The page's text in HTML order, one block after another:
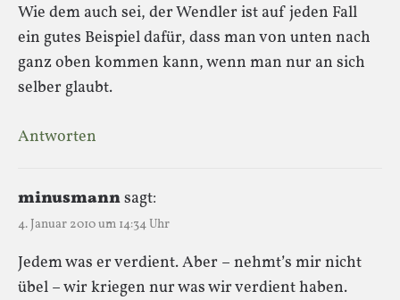
Wie dem auch sei, der Wendler ist auf jeden Fall
ein gutes Beispiel dafür, dass man von unten nach
ganz oben kommen kann, wenn man nur an sich
selber glaubt.
Antworten
minusmannsagt:
4. Januar 2010 um 14:34 Uhr
Jedem was er verdient. Aber – nehmt’s mir nicht
übel – wir kriegen nur was wir verdient haben.